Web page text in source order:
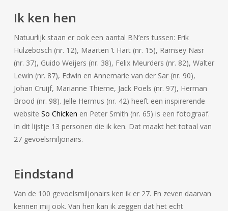
Ik ken hen
Natuurlijk staan er ook een aantal BN’ers tussen: Erik
Hulzebosch (nr. 12), Maarten ’t Hart (nr. 15), Ramsey Nasr
(nr. 37), Guido Weijers (nr. 38), Felix Meurders (nr. 82), Walter
Lewin (nr. 87), Edwin en Annemarie van der Sar (nr. 90),
Johan Cruijf, Marianne Thieme, Jack Poels (nr. 97), Herman
Brood (nr. 98). Jelle Hermus (nr. 42) heeft een inspirerende
website So Chicken en Peter Smith (nr. 65) is een fotograaf.
In dit lijstje 13 personen die ik ken. Dat maakt het totaal van
27 gevoelsmiljonairs.
Eindstand
Van de 100 gevoelsmiljonairs ken ik er 27. En zeven daarvan
kennen mij ook. Van hen kan ik zeggen dat het echt